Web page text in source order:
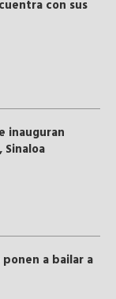
con sus
inauguran
a bailar a